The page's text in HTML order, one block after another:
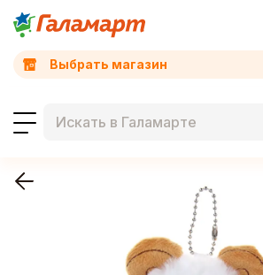
Выбрать магазин